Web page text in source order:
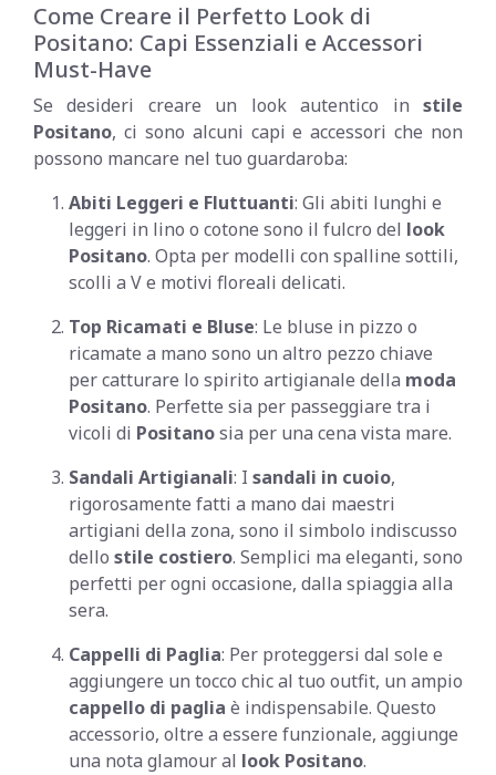
Come Creare il Perfetto Look di
Positano: Capi Essenziali e Accessori
Must-Have
Se desideri creare un look autentico in stile
Positano, ci sono alcuni capi e accessori che non
possono mancare nel tuo guardaroba:
Abiti Leggeri e Fluttuanti: Gli abiti lunghi e
leggeri in lino o cotone sono il fulcro del look
Positano. Opta per modelli con spalline sottili,
scolli a V e motivi floreali delicati.
Top Ricamati e Bluse: Le bluse in pizzo o
ricamate a mano sono un altro pezzo chiave
per catturare lo spirito artigianale della moda
Positano. Perfette sia per passeggiare tra i
vicoli di Positanosia per una cena vista mare.
Sandali Artigianali: I sandali in cuoio,
rigorosamente fatti a mano dai maestri
artigiani della zona, sono il simbolo indiscusso
dello stile costiero. Semplici ma eleganti, sono
perfetti per ogni occasione, dalla spiaggia alla
sera.
Cappelli di Paglia: Per proteggersi dal sole e
aggiungere un tocco chic al tuo outfit, un ampio
cappello di paglia è indispensabile. Questo
accessorio, oltre a essere funzionale, aggiunge
una nota glamour al look Positano.